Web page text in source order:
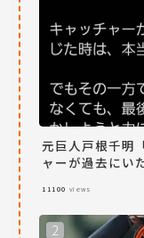
元巨人戸根千明
ャーが過去にいた
11100 views